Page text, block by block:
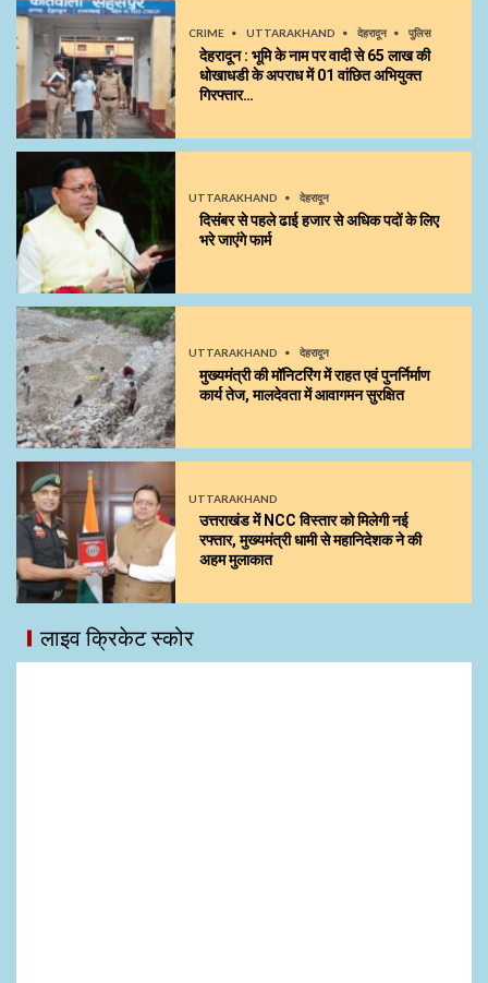
CRIME UTTARAKHAND देहरादून पुलिस
देहरादून : भूमि के नाम पर वादी से 65 लाख की
धोखाधडी के अपराध में 01 वांछित अभियुक्त
गिरफ्तार…
UTTARAKHAND देहरादून
दिसंबर से पहले ढाई हजार से अधिक पदों के लिए
भरे जाएंगे फार्म
UTTARAKHAND देहरादून
मुख्यमंत्री की मॉनिटरिंग में राहत एवं पुनर्निर्माण
कार्य तेज, मालदेवता में आवागमन सुरक्षित
UTTARAKHAND
उत्तराखंड में NCC विस्तार को मिलेगी नई
रफ्तार, मुख्यमंत्री धामी से महानिदेशक ने की
अहम मुलाकात
लाइव क्रिकेट स्कोर